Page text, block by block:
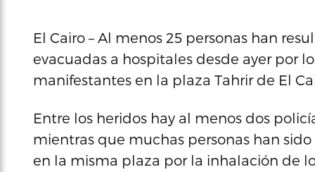
El Cairo – Al menos 25 personas han
evacuadas a hospitales desde ayer por
manifestantes en la plaza Tahrir de El
Entre los heridos hay al menos dos
mientras que muchas personas han
en la misma plaza por la inhalación de